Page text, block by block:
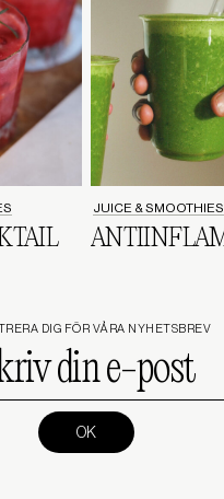
JUICE & SMOOTHIES
DIG FÖR VÅRA NYHETSBREV
din
e-
post